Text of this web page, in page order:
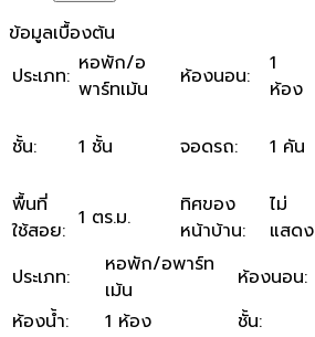
ข้อมูลเบื้องต้น
ประเภท: หอพัก/อ
พาร์ทเม้น
ห้องนอน:
1
ห้อง
ชั้น: 1 ชั้น จอดรถ: 1 คัน
พื้นที่
ใช้สอย: 1 ตร.ม.
ทิศของ
หน้าบ้าน:
ไม่
แสดง
ประเภท:
หอพัก/อพาร์ท
เม้น
ห้องนอน:
ห้องน้ำ: 1 ห้อง ชั้น: